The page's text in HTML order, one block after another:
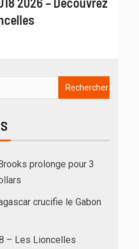
prolonge pour 3
crucifie le Gabon
– Les Lioncelles